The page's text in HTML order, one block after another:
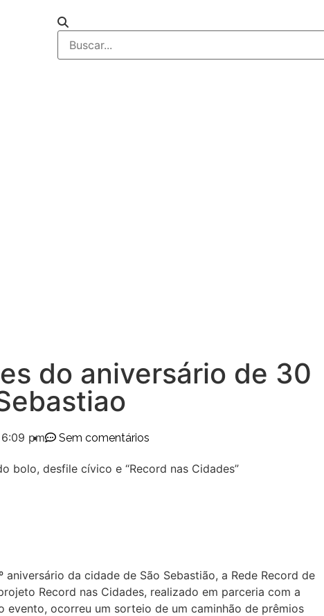
do aniversário de 30
6:09 pm Sem comentários
bolo, desfile cívico e “Record nas Cidades”
da cidade de São Sebastião, a Rede Record de
Record nas Cidades, realizado em parceria com a
evento, ocorreu um sorteio de um caminhão de prêmios